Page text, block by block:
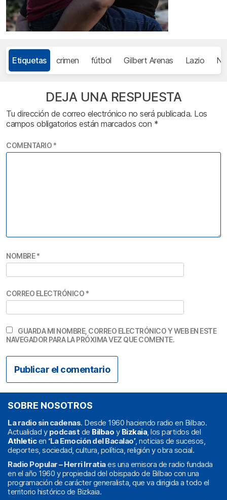
Etiquetas crimen fútbol Gilbert Arenas Lazio
DEJA UNA RESPUESTA
Tu dirección de correo electrónico no será publicada. Los
campos obligatorios están marcados con *
COMENTARIO *
NOMBRE*
CORREO ELECTRÓNICO *
GUARDA MI NOMBRE, CORREO ELECTRÓNICO Y WEB EN ESTE
NAVEGADOR PARA LA PRÓXIMA VEZ QUE COMENTE.
SOBRE NOSOTROS
La radio sin cadenas. Desde 1960 haciendo radio en Bilbao.
Actualidad y podcast de Bilbao y Bizkaia, los partidos del
Athleticen ‘La Emoción del Bacalao’, noticias de sucesos,
deportes, sociedad, cultura, política, religión y obra social.
Radio Popular – Herri Irratiaes una emisora de radio fundada
en el año 1960 y propiedad del obispado de Bilbao con una
programación de carácter generalista, que va dirigida a todo el
territorio histórico de Bizkaia.